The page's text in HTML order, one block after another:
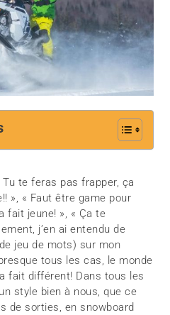
te feras pas frapper, ça
», « Faut être game pour
fait jeune! », « Ça te
j’en ai entendu de
jeu de mots) sur mon
tous les cas, le monde
fait différent! Dans tous les
style bien à nous, que ce
de sorties, en snowboard